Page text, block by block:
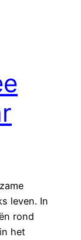
leven. In
rond
het